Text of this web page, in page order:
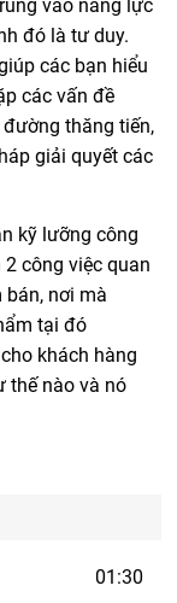
vào năng lực
đó là tư duy.
các bạn hiểu
các vấn đề
thăng tiến,
giải quyết các
kỹ lưỡng công
công việc quan
nơi mà
tại đó
khách hàng
thế nào và nó
01:30